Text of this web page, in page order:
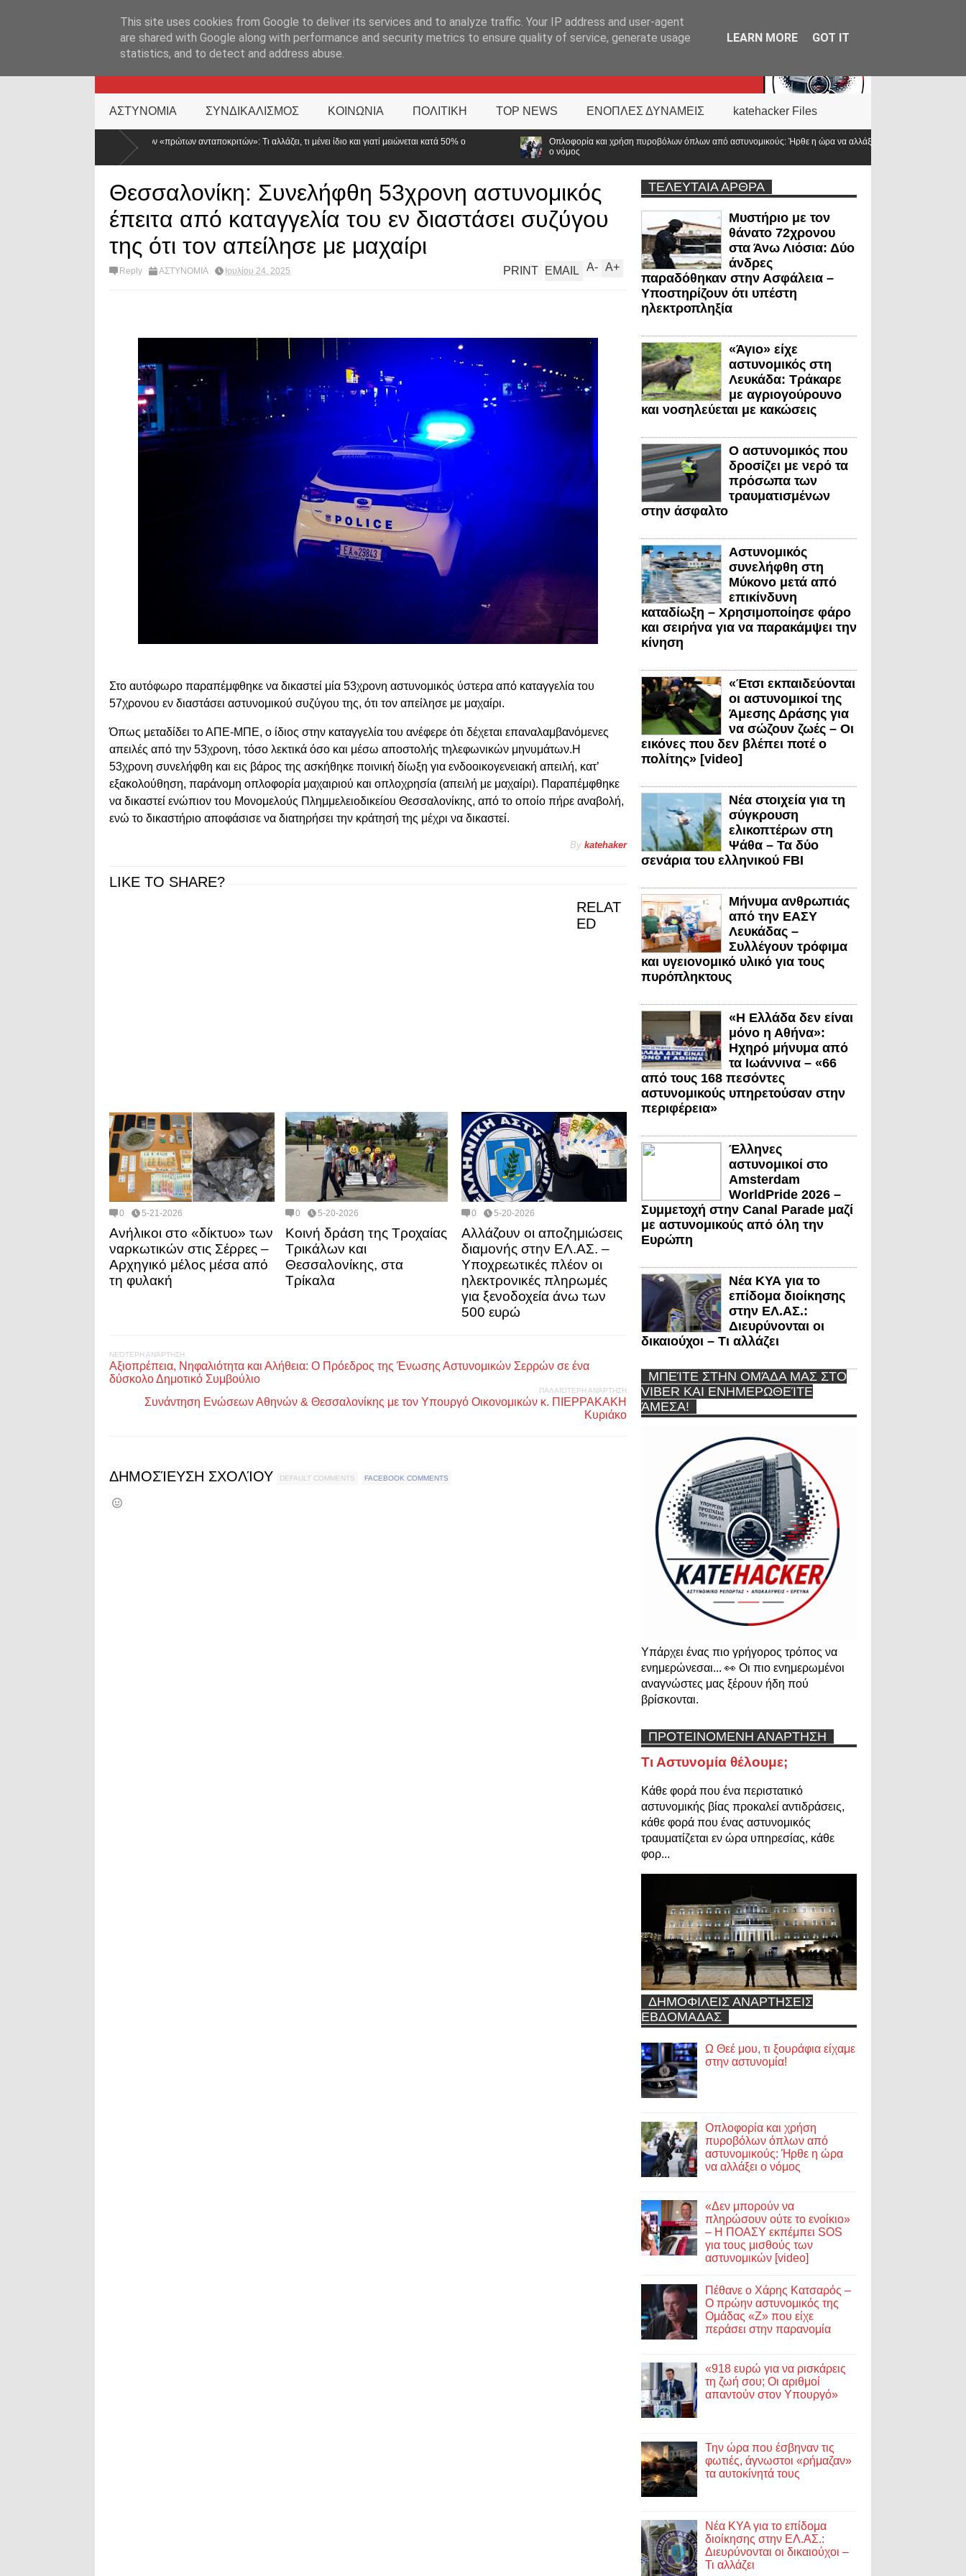
KATEHACKER
ΑΣΤΥΝΟΜΙΑ ΣΥΝΔΙΚΑΛΙΣΜΟΣ ΚΟΙΝΩΝΙΑ ΠΟΛΙΤΙΚΗ TOP NEWS ΕΝΟΠΛΕΣ ΔΥΝΑΜΕΙΣ katehacker Files
των «πρώτων ανταποκριτών»: Τι αλλάζει, τι μένει ίδιο και γιατί μειώνεται κατά 50% ο
Οπλοφορία και χρήση πυροβόλων όπλων από αστυνομικούς: Ήρθε η ώρα να αλλάξει
Θεσσαλονίκη: Συνελήφθη 53χρονη αστυνομικός
έπειτα από καταγγελία του εν διαστάσει συζύγου
της ότι τον απείλησε με μαχαίρι
Reply ΑΣΤΥΝΟΜΙΑ Ιουλίου 24, 2025 A+
A-
PRINT EMAIL
Στο αυτόφωρο παραπέμφθηκε να δικαστεί μία 53χρονη αστυνομικός ύστερα από καταγγελία του
57χρονου εν διαστάσει αστυνομικού συζύγου της, ότι τον απείλησε με μαχαίρι.
Όπως μεταδίδει το ΑΠΕ-ΜΠΕ, ο ίδιος στην καταγγελία του ανέφερε ότι δέχεται επαναλαμβανόμενες
απειλές από την 53χρονη, τόσο λεκτικά όσο και μέσω αποστολής τηλεφωνικών μηνυμάτων.Η
53χρονη συνελήφθη και εις βάρος της ασκήθηκε ποινική δίωξη για ενδοοικογενειακή απειλή, κατ’
εξακολούθηση, παράνομη οπλοφορία μαχαιριού και οπλοχρησία (απειλή με μαχαίρι). Παραπέμφθηκε
να δικαστεί ενώπιον του Μονομελούς Πλημμελειοδικείου Θεσσαλονίκης, από το οποίο πήρε αναβολή,
ενώ το δικαστήριο αποφάσισε να διατηρήσει την κράτησή της μέχρι να δικαστεί.
By katehaker
LIKE TO SHARE?
RELAT
ED
0 5-21-2026
Ανήλικοι στο «δίκτυο» των
ναρκωτικών στις Σέρρες –
Αρχηγικό μέλος μέσα από
τη φυλακή
0 5-20-2026
Κοινή δράση της Τροχαίας
Τρικάλων και
Θεσσαλονίκης, στα
Τρίκαλα
0 5-20-2026
Αλλάζουν οι αποζημιώσεις
διαμονής στην ΕΛ.ΑΣ. –
Υποχρεωτικές πλέον οι
ηλεκτρονικές πληρωμές
για ξενοδοχεία άνω των
500 ευρώ
ΝΕΌΤΕΡΗ ΑΝΆΡΤΗΣΗ
Αξιοπρέπεια, Νηφαλιότητα και Αλήθεια: Ο Πρόεδρος της Ένωσης Αστυνομικών Σερρών σε ένα
δύσκολο Δημοτικό Συμβούλιο
ΠΑΛΑΙΌΤΕΡΗ ΑΝΆΡΤΗΣΗ
Συνάντηση Ενώσεων Αθηνών & Θεσσαλονίκης με τον Υπουργό Οικονομικών κ. ΠΙΕΡΡΑΚΑΚΗ
Κυριάκo
ΔΗΜΟΣΊΕΥΣΗ ΣΧΟΛΊΟΥ DEFAULT COMMENTS FACEBOOK COMMENTS
ΤΕΛΕΥΤΑΙΑ ΑΡΘΡΑ
Μυστήριο με τον
θάνατο 72χρονου
στα Άνω Λιόσια: Δύο
άνδρες
παραδόθηκαν στην Ασφάλεια –
Υποστηρίζουν ότι υπέστη
ηλεκτροπληξία
«Άγιο» είχε
αστυνομικός στη
Λευκάδα: Τράκαρε
με αγριογούρουνο
και νοσηλεύεται με κακώσεις
Ο αστυνομικός που
δροσίζει με νερό τα
πρόσωπα των
τραυματισμένων
στην άσφαλτο
Αστυνομικός
συνελήφθη στη
Μύκονο μετά από
επικίνδυνη
καταδίωξη – Χρησιμοποίησε φάρο
και σειρήνα για να παρακάμψει την
κίνηση
«Έτσι εκπαιδεύονται
οι αστυνομικοί της
Άμεσης Δράσης για
να σώζουν ζωές – Οι
εικόνες που δεν βλέπει ποτέ ο
πολίτης» [video]
Νέα στοιχεία για τη
σύγκρουση
ελικοπτέρων στη
Ψάθα – Τα δύο
σενάρια του ελληνικού FBI
Μήνυμα ανθρωπιάς
από την ΕΑΣΥ
Λευκάδας –
Συλλέγουν τρόφιμα
και υγειονομικό υλικό για τους
πυρόπληκτους
«Η Ελλάδα δεν είναι
μόνο η Αθήνα»:
Ηχηρό μήνυμα από
τα Ιωάννινα – «66
από τους 168 πεσόντες
αστυνομικούς υπηρετούσαν στην
περιφέρεια»
Έλληνες
αστυνομικοί στο
Amsterdam
WorldPride 2026 –
Συμμετοχή στην Canal Parade μαζί
με αστυνομικούς από όλη την
Ευρώπη
Νέα ΚΥΑ για το
επίδομα διοίκησης
στην ΕΛ.ΑΣ.:
Διευρύνονται οι
δικαιούχοι – Τι αλλάζει
ΜΠΕΊΤΕ ΣΤΗΝ ΟΜΆΔΑ ΜΑΣ ΣΤΟ
VIBER ΚΑΙ ΕΝΗΜΕΡΩΘΕΊΤΕ
ΆΜΕΣΑ!
Υπάρχει ένας πιο γρήγορος τρόπος να
ενημερώνεσαι... 👀 Οι πιο ενημερωμένοι
αναγνώστες μας ξέρουν ήδη πού
βρίσκονται.
ΠΡΟΤΕΙΝΟΜΕΝΗ ΑΝΑΡΤΗΣΗ
Τι Αστυνομία θέλουμε;
Κάθε φορά που ένα περιστατικό
αστυνομικής βίας προκαλεί αντιδράσεις,
κάθε φορά που ένας αστυνομικός
τραυματίζεται εν ώρα υπηρεσίας, κάθε
φορ...
ΔΗΜΟΦΙΛΕΙΣ ΑΝΑΡΤΗΣΕΙΣ
ΕΒΔΟΜΑΔΑΣ
Ω Θεέ μου, τι ξουράφια είχαμε
στην αστυνομία!
Οπλοφορία και χρήση
πυροβόλων όπλων από
αστυνομικούς: Ήρθε η ώρα
να αλλάξει ο νόμος
«Δεν μπορούν να
πληρώσουν ούτε το ενοίκιο»
– Η ΠΟΑΣΥ εκπέμπει SOS
για τους μισθούς των
αστυνομικών [video]
Πέθανε ο Χάρης Κατσαρός –
Ο πρώην αστυνομικός της
Ομάδας «Ζ» που είχε
περάσει στην παρανομία
«918 ευρώ για να ρισκάρεις
τη ζωή σου; Οι αριθμοί
απαντούν στον Υπουργό»
Την ώρα που έσβηναν τις
φωτιές, άγνωστοι «ρήμαζαν»
τα αυτοκίνητά τους
Νέα ΚΥΑ για το επίδομα
διοίκησης στην ΕΛ.ΑΣ.:
Διευρύνονται οι δικαιούχοι –
Τι αλλάζει
This site uses cookies from Google to deliver its services and to analyze traffic. Your IP address and user-agent
are shared with Google along with performance and security metrics to ensure quality of service, generate usage
statistics, and to detect and address abuse.
LEARN MORE GOT IT